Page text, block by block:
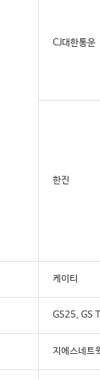
CJ대한통운
한진
케이티
GS25, GS
지에스네트